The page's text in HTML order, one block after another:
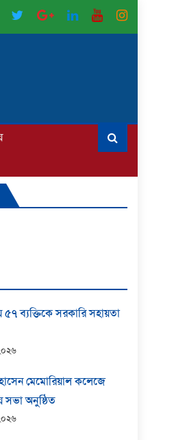
​৫৭ ব্যক্তিকে সরকারি সহায়তা
মেমোরিয়াল কলেজে
সভা অনুষ্ঠিত